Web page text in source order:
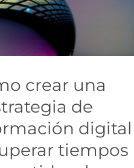
crear una
de
digital
tiempos